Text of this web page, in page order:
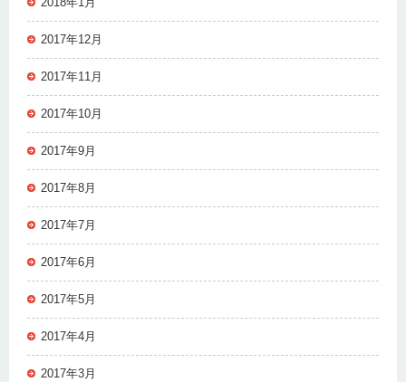
2017年12月
2017年11月
2017年10月
2017年9月
2017年8月
2017年7月
2017年6月
2017年5月
2017年4月
2017年3月